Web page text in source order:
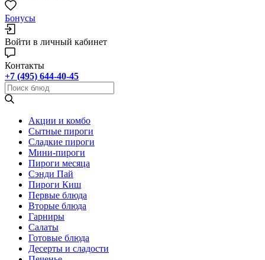
Бонусы
Войти в личный кабинет
Контакты
+7 (495) 644-40-45
Акции и комбо
Cытные пироги
Сладкие пироги
Мини-пироги
Пироги месяца
Сэнди Пай
Пироги Киш
Первые блюда
Вторые блюда
Гарниры
Салаты
Готовые блюда
Десерты и сладости